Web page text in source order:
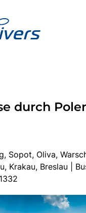
durch
Sopot, Oliva,
Krakau, Breslau |